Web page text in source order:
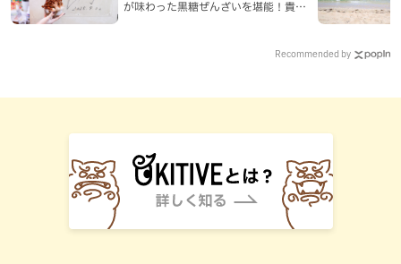
が味わった黒糖ぜんざいを堪能！貴重
Recommended by